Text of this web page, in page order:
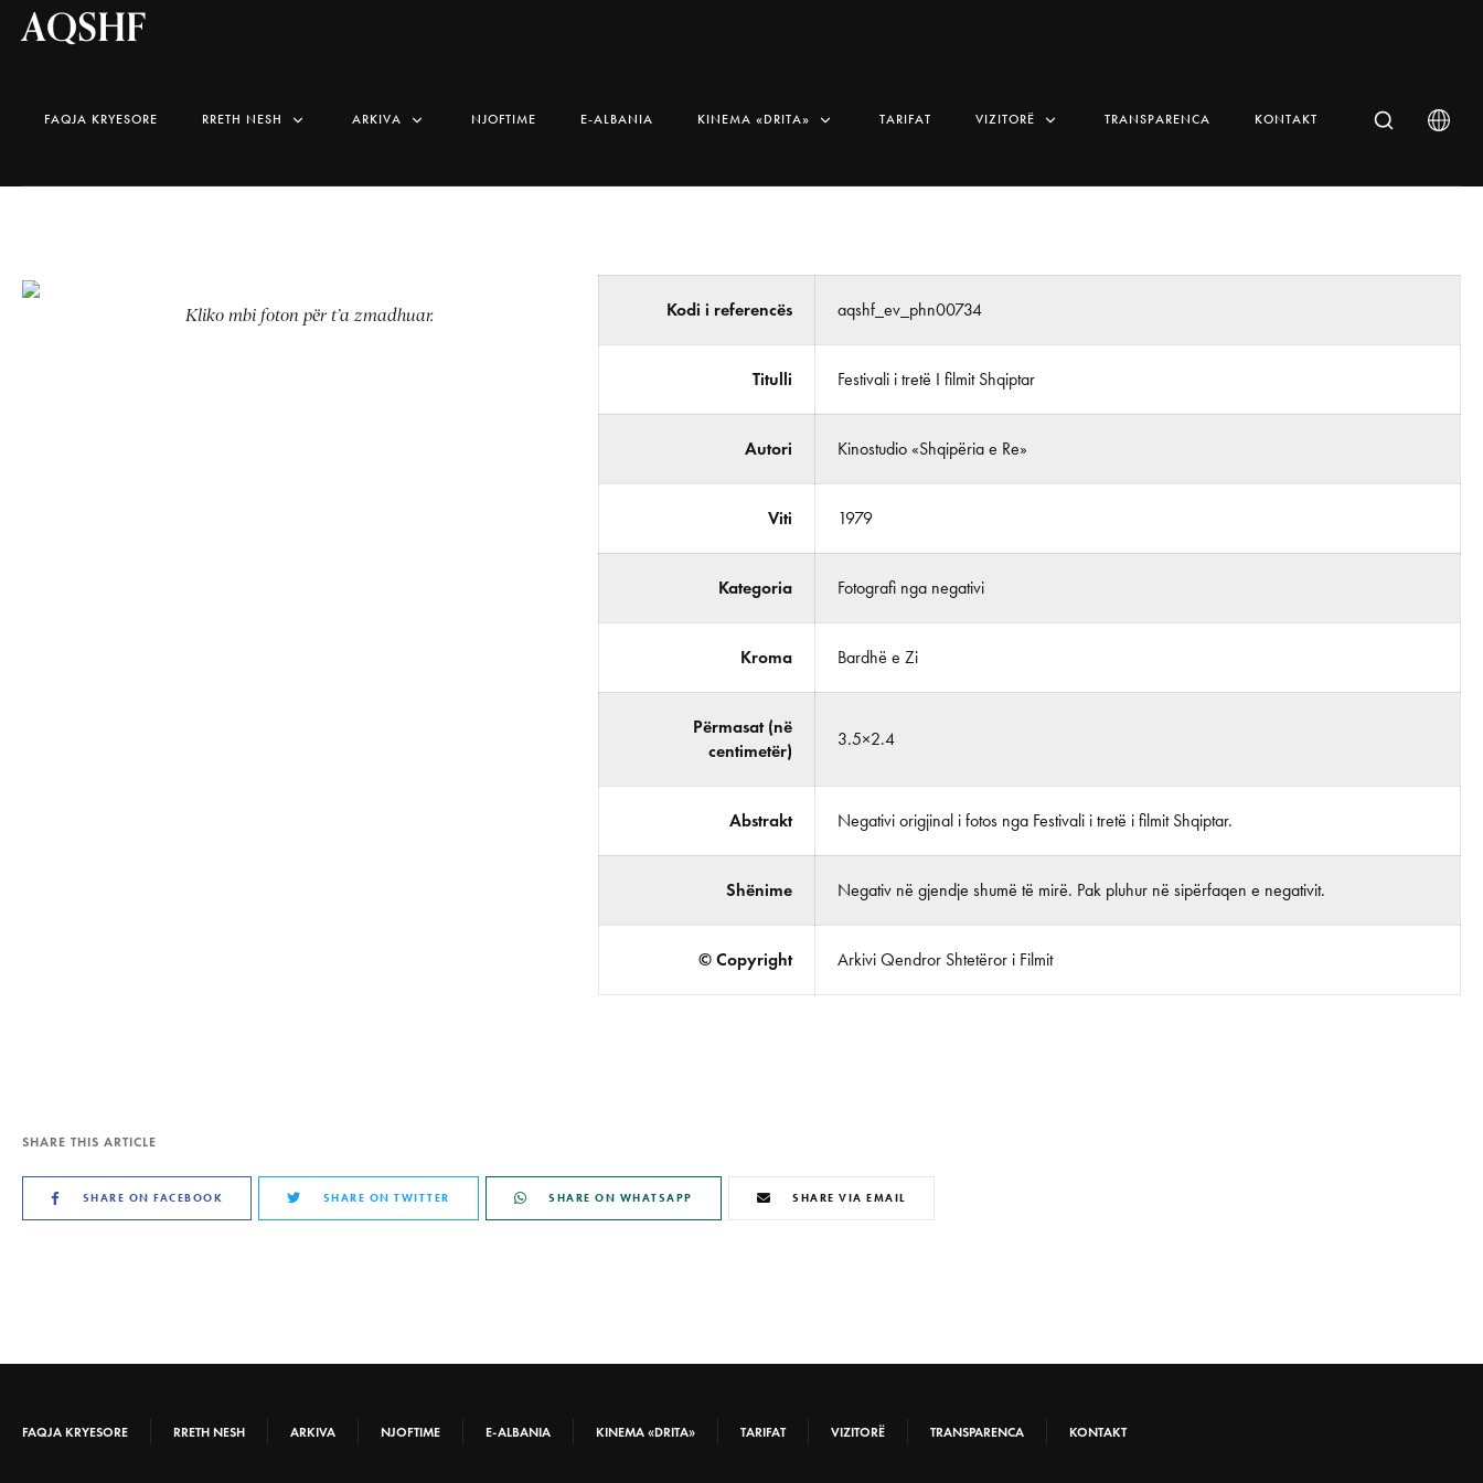
AQSHF
FAQJA KRYESORE RRETH NESH ARKIVA NJOFTIME E-ALBANIA KINEMA «DRITA» TARIFAT VIZITORË TRANSPARENCA KONTAKT
Kliko mbi foton për t’a zmadhuar. Kodi i referencës aqshf_ev_phn00734
Titulli Festivali i tretë I filmit Shqiptar
Autori Kinostudio «Shqipëria e Re»
Viti 1979
Kategoria Fotografi nga negativi
Kroma Bardhë e Zi
Përmasat (në
centimetër)
3.5×2.4
Abstrakt Negativi origjinal i fotos nga Festivali i tretë i filmit Shqiptar.
Shënime Negativ në gjendje shumë të mirë. Pak pluhur në sipërfaqen e negativit.
© Copyright Arkivi Qendror Shtetëror i Filmit
SHARE THIS ARTICLE
SHARE ON FACEBOOK SHARE ON TWITTER SHARE ON WHATSAPP SHARE VIA EMAIL
FAQJA KRYESORE RRETH NESH ARKIVA NJOFTIME E-ALBANIA KINEMA «DRITA» TARIFAT VIZITORË TRANSPARENCA KONTAKT